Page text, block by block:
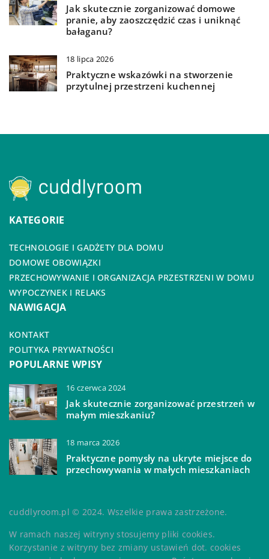
Jak skutecznie zorganizować domowe
pranie, aby zaoszczędzić czas i uniknąć
bałaganu?
18 lipca 2026
Praktyczne wskazówki na stworzenie
przytulnej przestrzeni kuchennej
KATEGORIE
TECHNOLOGIE I GADŻETY DLA DOMU
DOMOWE OBOWIĄZKI
PRZECHOWYWANIE I ORGANIZACJA PRZESTRZENI W DOMU
WYPOCZYNEK I RELAKS
NAWIGACJA
KONTAKT
POLITYKA PRYWATNOŚCI
POPULARNE WPISY
16 czerwca 2024
Jak skutecznie zorganizować przestrzeń w
małym mieszkaniu?
18 marca 2026
Praktyczne pomysły na ukryte miejsce do
przechowywania w małych mieszkaniach
cuddlyroom.pl © 2024. Wszelkie prawa zastrzeżone.
W ramach naszej witryny stosujemy pliki cookies.
Korzystanie z witryny bez zmiany ustawień dot. cookies